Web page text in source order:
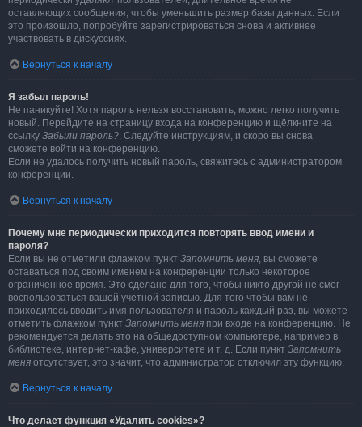
оставляющих сообщения, чтобы уменьшить размер базы данных. Если
это произошло, попробуйте зарегистрироваться снова и активнее
участвовать в дискуссиях.
Вернуться к началу
Я забыл пароль!
Не паникуйте! Хотя пароль нельзя восстановить, можно легко получить
новый. Перейдите на страницу входа на конференцию и щёлкните на
ссылку Забыли пароль?. Следуйте инструкциям, и скоро вы снова
сможете войти на конференцию.
Если не удалось получить новый пароль, свяжитесь с администратором
конференции.
Вернуться к началу
Почему мне периодически приходится повторять ввод имени и
пароля?
Если вы не отметили флажком пункт Запомнить меня, вы сможете
оставаться под своим именем на конференции только некоторое
ограниченное время. Это сделано для того, чтобы никто другой не смог
воспользоваться вашей учётной записью. Для того чтобы вам не
приходилось вводить имя пользователя и пароль каждый раз, вы можете
отметить флажком пункт Запомнить меня при входе на конференцию. Не
рекомендуется делать это на общедоступном компьютере, например в
библиотеке, интернет-кафе, университете и т. д. Если пункт Запомнить
меня отсутствует, это значит, что администратор отключил эту функцию.
Вернуться к началу
Что делает функция «Удалить cookies»?